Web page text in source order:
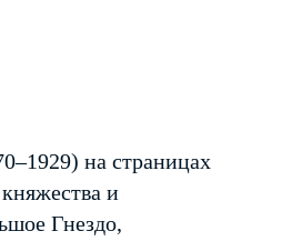
на страницах
и
Гнездо,